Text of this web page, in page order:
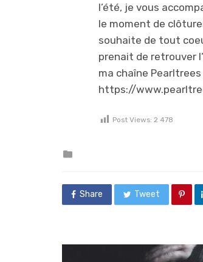
l’été, je vous
le moment de
souhaite de tout
prenait de retrouver
ma chaîne Pearltrees
https://
Post Views: 2 478
Share Tweet